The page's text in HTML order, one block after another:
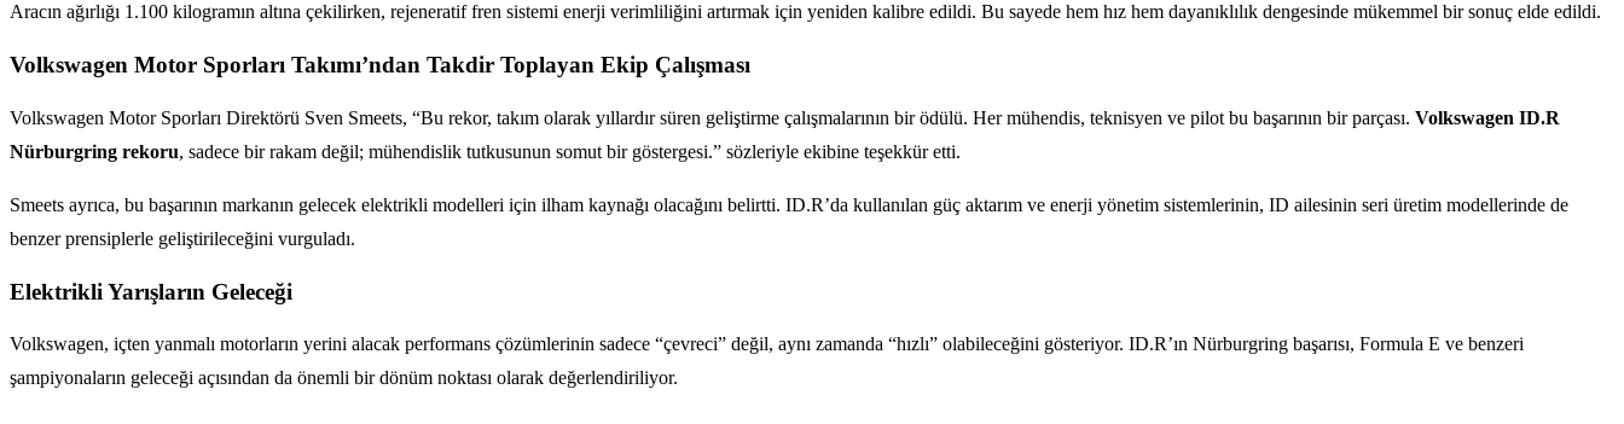
Aracın ağırlığı 1.100 kilogramın altına çekilirken, rejeneratif fren sistemi enerji verimliliğini artırmak için yeniden kalibre edildi. Bu sayede hem hız hem dayanıklılık dengesinde mükemmel bir sonuç elde edildi.
Volkswagen Motor Sporları Takımı’ndan Takdir Toplayan Ekip Çalışması
Volkswagen Motor Sporları Direktörü Sven Smeets, “Bu rekor, takım olarak yıllardır süren geliştirme çalışmalarının bir ödülü. Her mühendis, teknisyen ve pilot bu başarının bir parçası. Volkswagen ID.R
Nürburgring rekoru, sadece bir rakam değil; mühendislik tutkusunun somut bir göstergesi.” sözleriyle ekibine teşekkür etti.
Smeets ayrıca, bu başarının markanın gelecek elektrikli modelleri için ilham kaynağı olacağını belirtti. ID.R’da kullanılan güç aktarım ve enerji yönetim sistemlerinin, ID ailesinin seri üretim modellerinde de
benzer prensiplerle geliştirileceğini vurguladı.
Elektrikli Yarışların Geleceği
Volkswagen, içten yanmalı motorların yerini alacak performans çözümlerinin sadece “çevreci” değil, aynı zamanda “hızlı” olabileceğini gösteriyor. ID.R’ın Nürburgring başarısı, Formula E ve benzeri
şampiyonaların geleceği açısından da önemli bir dönüm noktası olarak değerlendiriliyor.